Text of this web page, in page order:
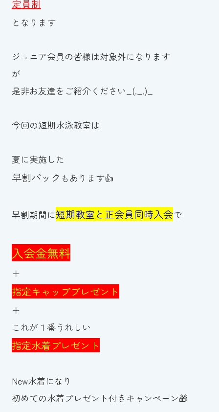
定員制
となります
ジュニア会員の皆様は対象外になります
が
是非お友達をご紹介ください_(._.)_
今回の短期水泳教室は
夏に実施した
早割パック もあります👍
早割期間に短期教室と正会員同時入会で
入会金無料
＋
指定キャッププレゼント
＋
これが１番うれしい
指定水着プレゼント
New水着になり
初めての水着プレゼント付きキャンペーン🎁